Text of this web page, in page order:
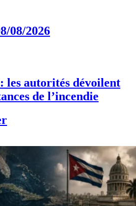
08/2026
les autorités dévoilent
de l’incendie